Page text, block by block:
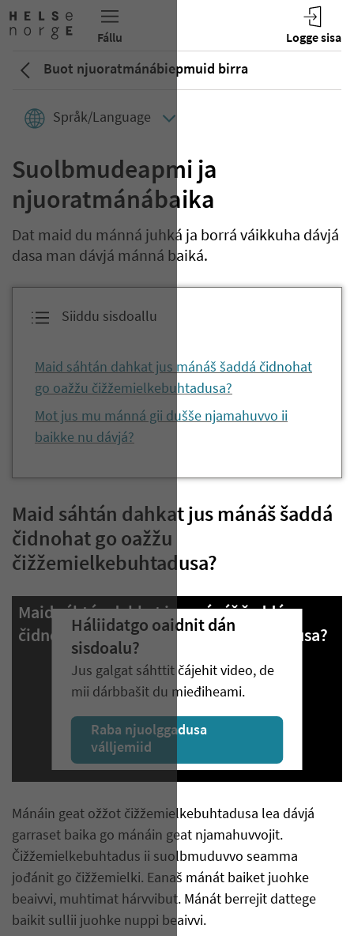
Buot njuoratmánábiepmuid birra
Språk/Language
Suolbmudeapmi ja
njuoratmánábaika
Dat maid du mánná juhká ja borrá váikkuha dávjá
dasa man dávjá mánná baiká.
Siiddu sisdoallu
Maid sáhtán dahkat jus mánáš šaddá čidnohat
go oažžu čižžemielkebuhtadusa?
Mot jus mu mánná gii dušše njamahuvvo ii
baikke nu dávjá?
Maid sáhtán dahkat jus mánáš šaddá
čidnohat go oažžu
čižžemielkebuhtadusa?
Maid sáhtán dahkat jus mánáš šaddá
čidnohat go oažžu čižžemielkebuhtadusa?
Háliidatgo oaidnit dán
sisdoalu?
Jus galgat sáhttit čájehit video, de
mii dárbbašit du mieđiheami.
Raba njuolggadusa
válljemiid
Mánáin geat ožžot čižžemielkebuhtadusa lea dávjá
garraset baika go mánáin geat njamahuvvojit.
Čižžemielkebuhtadus ii suolbmuduvvo seamma
jođánit go čižžemielki. Eanaš mánát baiket juohke
beaivvi, muhtimat hárvvibut. Mánát berrejit dattege
baikit sullii juohke nuppi beaivvi.